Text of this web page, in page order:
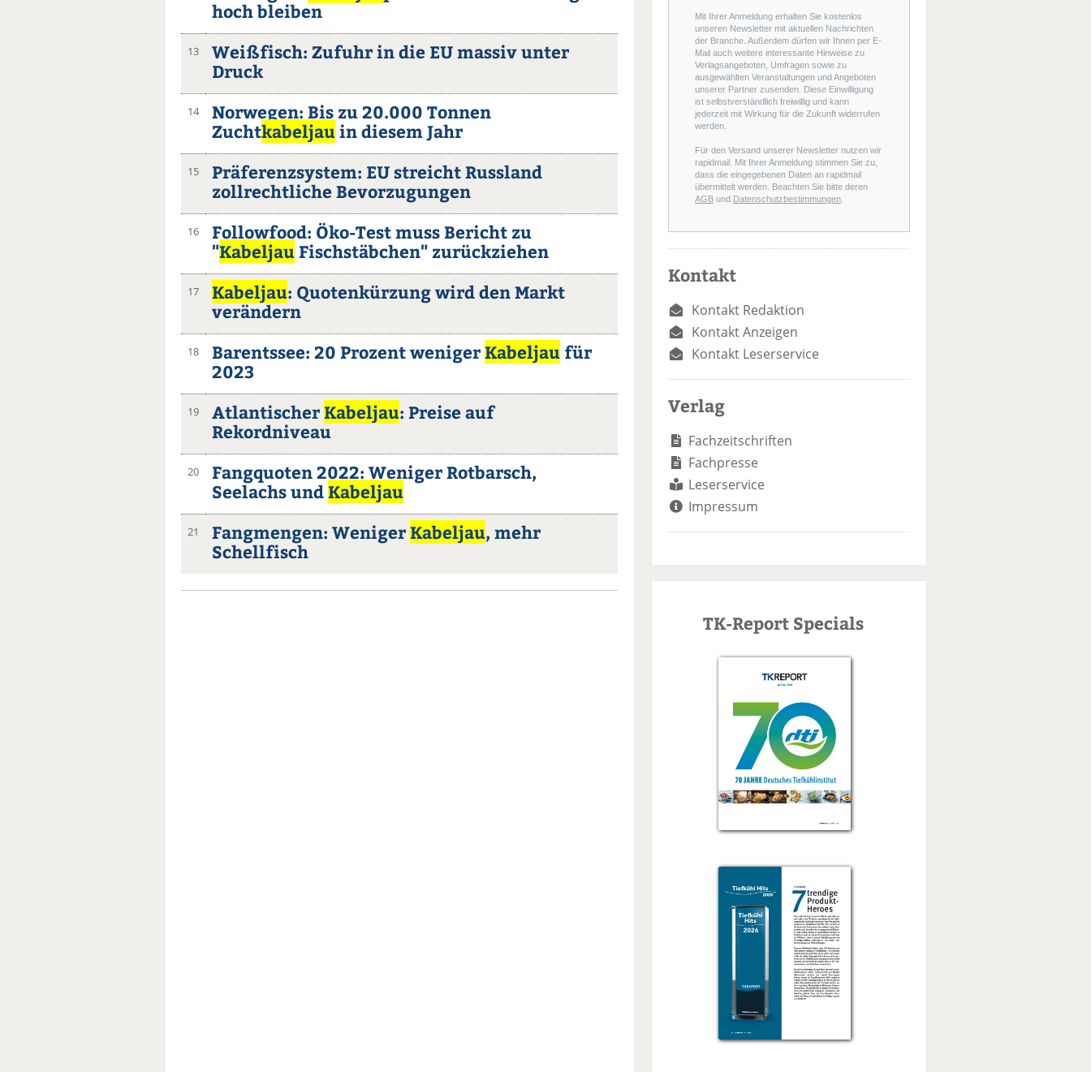
hoch bleiben
13
Weißfisch: Zufuhr in die EU massiv unter
Druck
14
Norwegen: Bis zu 20.000 Tonnen
Zuchtkabeljauin diesem Jahr
15
Präferenzsystem: EU streicht Russland
zollrechtliche Bevorzugungen
16
Followfood: Öko-Test muss Bericht zu
"Kabeljau Fischstäbchen" zurückziehen
17 Kabeljau: Quotenkürzung wird den Markt
verändern
18 Barentssee: 20 Prozent wenigerKabeljau für
2023
19 AtlantischerKabeljau: Preise auf
Rekordniveau
20
Fangquoten 2022: Weniger Rotbarsch,
Seelachs undKabeljau
21 Fangmengen: WenigerKabeljau, mehr
Schellfisch
Mit Ihrer Anmeldung erhalten Sie kostenlos
unseren Newsletter mit aktuellen Nachrichten
der Branche. Außerdem dürfen wir Ihnen per E-
Mail auch weitere interessante Hinweise zu
Verlagsangeboten, Umfragen sowie zu
ausgewählten Veranstaltungen und Angeboten
unserer Partner zusenden. Diese Einwilligung
ist selbstverständlich freiwillig und kann
jederzeit mit Wirkung für die Zukunft widerrufen
werden.
Für den Versand unserer Newsletter nutzen wir
rapidmail. Mit Ihrer Anmeldung stimmen Sie zu,
dass die eingegebenen Daten an rapidmail
übermittelt werden. Beachten Sie bitte deren
AGB und Datenschutzbestimmungen
Kontakt
Kontakt Redaktion
Kontakt Anzeigen
Kontakt Leserservice
Verlag
Fachzeitschriften
Fachpresse
Leserservice
Impressum
TK-Report Specials